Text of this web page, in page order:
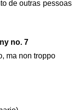
de outras pessoas
no. 7
ma non troppo